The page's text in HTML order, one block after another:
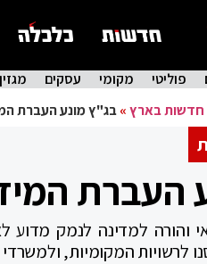
פוליטי מקומי עסקים מגזין
חדשות בארץ»בג"ץ מונע העברת
העברת
והורה למדינה לנמק
המקומיות, ולמשרדי